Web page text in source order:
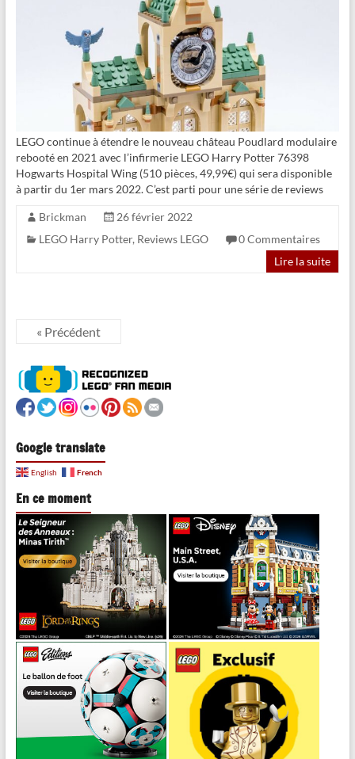
LEGO continue à étendre le nouveau château Poudlard modulaire
rebooté en 2021 avec l’infirmerie LEGO Harry Potter 76398
Hogwarts Hospital Wing (510 pièces, 49,99€) qui sera disponible
à partir du 1er mars 2022. C’est parti pour une série de reviews
Brickman
26 février 2022
LEGO Harry Potter, Reviews LEGO
0 Commentaires
Lire la suite
« Précédent
Google translate
English French
En ce moment